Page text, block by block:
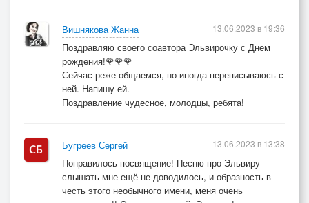
Подружился очень прочно.
И отточенной рапирой
Всех врагов колю заочно
Чтобы эля выпить кружку
Мне совсем не надо пира.
Где же ты, моя подружка?
3 купл
Вишнякова Жанна
Поздравляю своего соавтора Эльвирочку с Днем
рождения!🌹🌹🌹
Сейчас реже общаемся, но иногда переписываюсь с
ней. Напишу ей.
Поздравление чудесное, молодцы, ребята!
13.06.2023 в 19:36
Бугреев Сергей
Понравилось посвящение! Песню про Эльвиру
слышать мне ещё не доводилось, и образность в
честь этого необычного имени, меня очень
13.06.2023 в 13:38